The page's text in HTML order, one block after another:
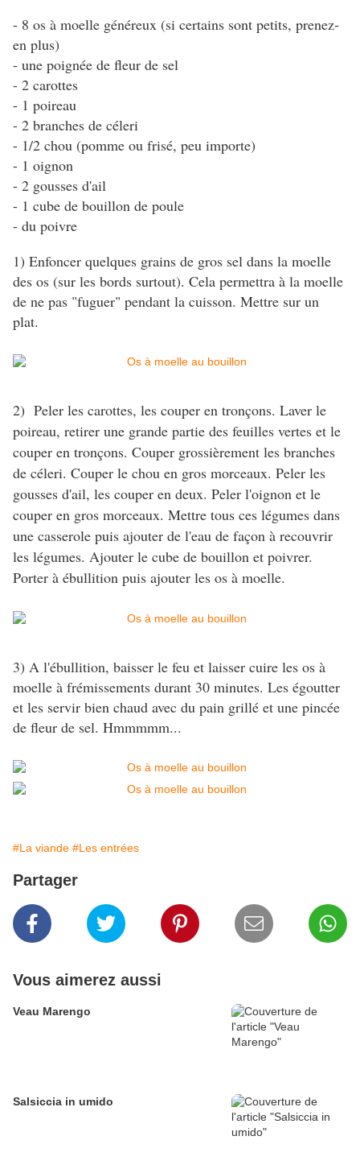
- 8 os à moelle généreux (si certains sont petits, prenez-
en plus)
- une poignée de fleur de sel
- 2 carottes
- 1 poireau
- 2 branches de céleri
- 1/2 chou (pomme ou frisé, peu importe)
- 1 oignon
- 2 gousses d'ail
- 1 cube de bouillon de poule
- du poivre
1) Enfoncer quelques grains de gros sel dans la moelle
des os (sur les bords surtout). Cela permettra à la moelle
de ne pas "fuguer" pendant la cuisson. Mettre sur un
plat.
2) Peler les carottes, les couper en tronçons. Laver le
poireau, retirer une grande partie des feuilles vertes et le
couper en tronçons. Couper grossièrement les branches
de céleri. Couper le chou en gros morceaux. Peler les
gousses d'ail, les couper en deux. Peler l'oignon et le
couper en gros morceaux. Mettre tous ces légumes dans
une casserole puis ajouter de l'eau de façon à recouvrir
les légumes. Ajouter le cube de bouillon et poivrer.
Porter à ébullition puis ajouter les os à moelle.
3) A l'ébullition, baisser le feu et laisser cuire les os à
moelle à frémissements durant 30 minutes. Les égoutter
et les servir bien chaud avec du pain grillé et une pincée
de fleur de sel. Hmmmmm...
#La viande #Les entrées
Partager
Vous aimerez aussi
Veau Marengo
Salsiccia in umido